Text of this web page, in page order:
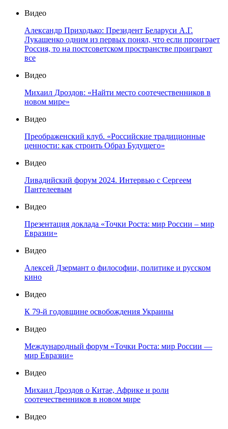
Видео
Александр Приходько: Президент Беларуси А.Г.
Лукашенко одним из первых понял, что если проиграет
Россия, то на постсоветском пространстве проиграют
все
Видео
Михаил Дроздов: «Найти место соотечественников в
новом мире»
Видео
Преображенский клуб. «Российские традиционные
ценности: как строить Образ Будущего»
Видео
Ливадийский форум 2024. Интервью с Сергеем
Пантелеевым
Видео
Презентация доклада «Точки Роста: мир России – мир
Евразии»
Видео
Алексей Дзермант о философии, политике и русском
кино
Видео
К 79-й годовщине освобождения Украины
Видео
Международный форум «Точки Роста: мир России —
мир Евразии»
Видео
Михаил Дроздов о Китае, Африке и роли
соотечественников в новом мире
Видео